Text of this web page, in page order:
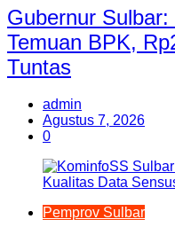
Gubernur
Temuan BPK,
Tuntas
admin
Agustus 7, 2026
0
Pemprov Sulbar